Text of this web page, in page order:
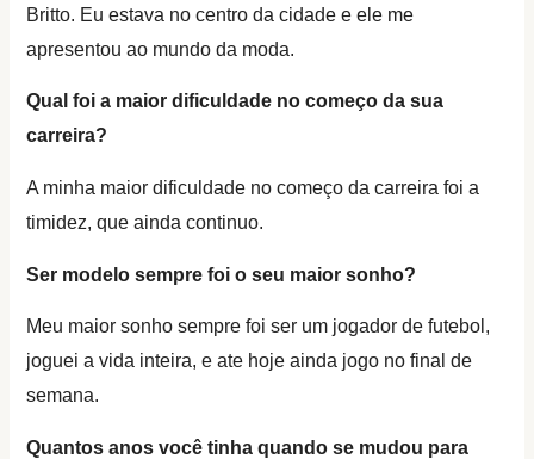
Britto. Eu estava no centro da cidade e ele me
apresentou ao mundo da moda.
Qual foi a maior dificuldade no começo da sua
carreira?
A minha maior dificuldade no começo da carreira foi a
timidez, que ainda continuo.
Ser modelo sempre foi o seu maior sonho?
Meu maior sonho sempre foi ser um jogador de futebol,
joguei a vida inteira, e ate hoje ainda jogo no final de
semana.
Quantos anos você tinha quando se mudou para